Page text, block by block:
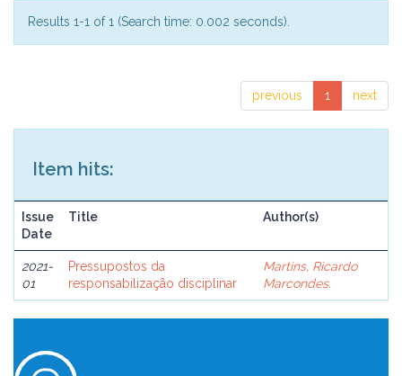
Results 1-1 of 1 (Search time: 0.002 seconds).
previous 1 next
Item hits:
Issue
Date
Title Author(s)
2021-
01
Pressupostos da
responsabilização disciplinar
Martins, Ricardo
Marcondes.